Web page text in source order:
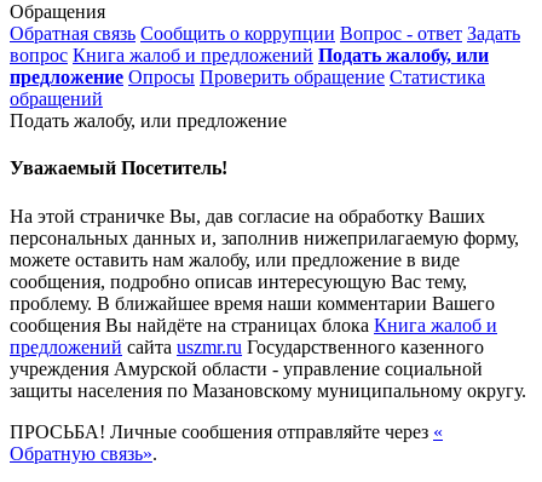
Обращения
Обратная связь Сообщить о коррупции Вопрос - ответ Задать
вопрос Книга жалоб и предложений Подать жалобу, или
предложение Опросы Проверить обращение Статистика
обращений
Подать жалобу, или предложение
Уважаемый Посетитель!
На этой страничке Вы, дав согласие на обработку Ваших
персональных данных и, заполнив нижеприлагаемую форму,
можете оставить нам жалобу, или предложение в виде
сообщения, подробно описав интересующую Вас тему,
проблему. В ближайшее время наши комментарии Вашего
сообщения Вы найдёте на страницах блока Книга жалоб и
предложений сайта uszmr.ru Государственного казенного
учреждения Амурской области - управление социальной
защиты населения по Мазановскому муниципальному округу.
ПРОСЬБА! Личные сообшения отправляйте через «
Обратную связь».